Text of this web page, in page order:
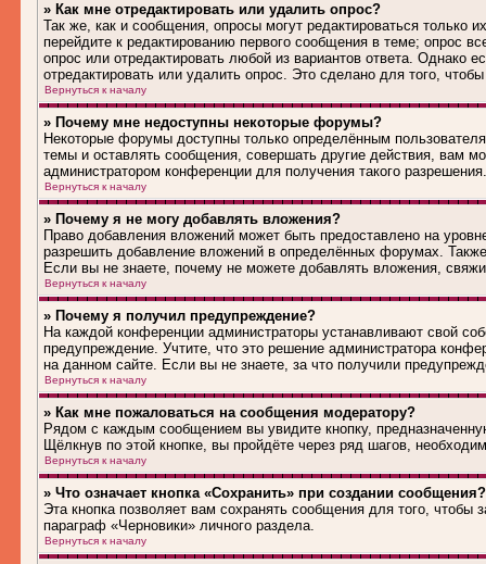
» Как мне отредактировать или удалить опрос?
Так же, как и сообщения, опросы могут редактироваться только
перейдите к редактированию первого сообщения в теме; опрос
опрос или отредактировать любой из вариантов ответа. Однако
отредактировать или удалить опрос. Это сделано для того,
Вернуться к началу
» Почему мне недоступны некоторые форумы?
Некоторые форумы доступны только определённым
темы и оставлять сообщения, совершать другие действия, вам
администратором конференции для получения такого разрешения.
Вернуться к началу
» Почему я не могу добавлять вложения?
Право добавления вложений может быть предоставлено на
разрешить добавление вложений в определённых форумах.
Если вы не знаете, почему не можете добавлять вложения,
Вернуться к началу
» Почему я получил предупреждение?
На каждой конференции администраторы устанавливают свой
предупреждение. Учтите, что это решение администратора
на данном сайте. Если вы не знаете, за что получили
Вернуться к началу
» Как мне пожаловаться на сообщения модератору?
Рядом с каждым сообщением вы увидите кнопку,
Щёлкнув по этой кнопке, вы пройдёте через ряд шагов,
Вернуться к началу
» Что означает кнопка «Сохранить» при создании сообщения?
Эта кнопка позволяет вам сохранять сообщения для того, чтобы
параграф «Черновики» личного раздела.
Вернуться к началу